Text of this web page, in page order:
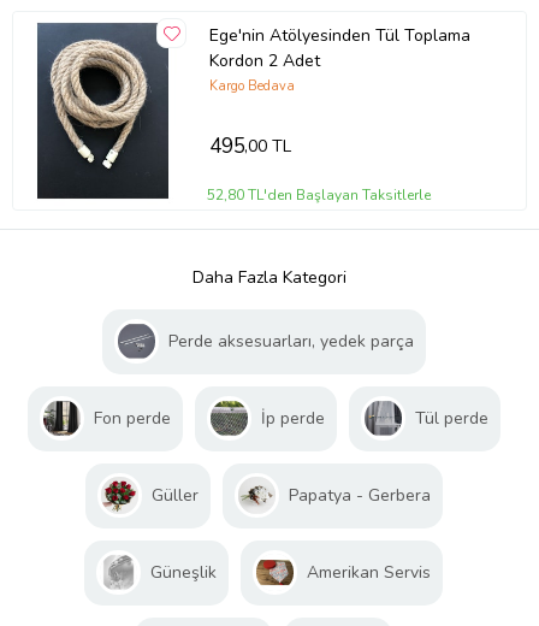
Ege'nin Atölyesinden Tül Toplama
Kordon 2 Adet
Kargo Bedava
495,00 TL
52,80 TL'den Başlayan Taksitlerle
Daha Fazla Kategori
Perde aksesuarları, yedek parça
Fon perde İp perde Tül perde
Güller Papatya - Gerbera
Güneşlik Amerikan Servis